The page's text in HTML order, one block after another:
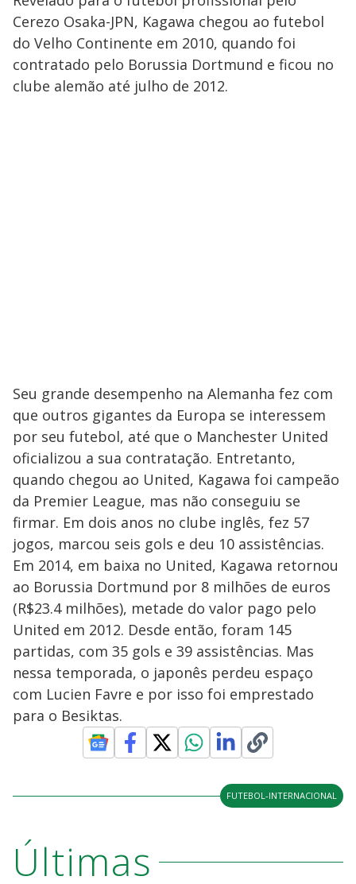
Cerezo Osaka-JPN, Kagawa chegou ao futebol
do Velho Continente em 2010, quando foi
contratado pelo Borussia Dortmund e ficou no
clube alemão até julho de 2012.
Seu grande desempenho na Alemanha fez com
que outros gigantes da Europa se interessem
por seu futebol, até que o Manchester United
oficializou a sua contratação. Entretanto,
quando chegou ao United, Kagawa foi campeão
da Premier League, mas não conseguiu se
firmar. Em dois anos no clube inglês, fez 57
jogos, marcou seis gols e deu 10 assistências.
Em 2014, em baixa no United, Kagawa retornou
ao Borussia Dortmund por 8 milhões de euros
(R$23.4 milhões), metade do valor pago pelo
United em 2012. Desde então, foram 145
partidas, com 35 gols e 39 assistências. Mas
nessa temporada, o japonês perdeu espaço
com Lucien Favre e por isso foi emprestado
para o Besiktas.
FUTEBOL-INTERNACIONAL
Últimas